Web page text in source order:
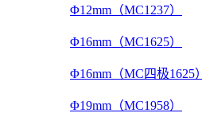
Φ12mm（MC1237）
Φ16mm（MC1625）
Φ16mm（MC四极1625）
Φ19mm（MC1958）